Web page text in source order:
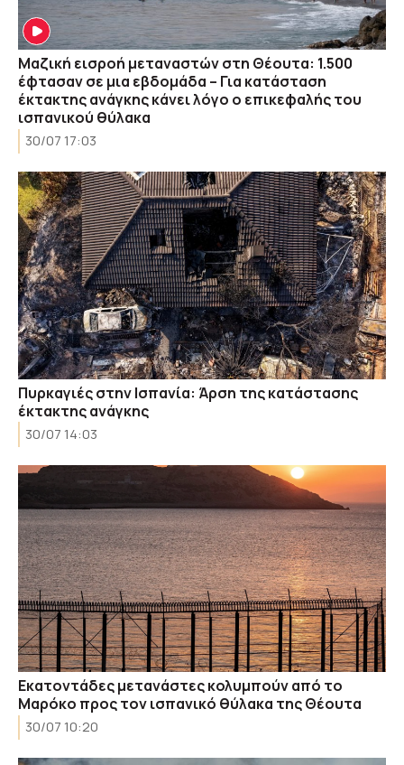
Μαζική εισροή μεταναστών στη Θέουτα: 1.500
έφτασαν σε μια εβδομάδα – Για κατάσταση
έκτακτης ανάγκης κάνει λόγο ο επικεφαλής του
ισπανικού θύλακα
30/07 17:03
Πυρκαγιές στην Ισπανία: Άρση της κατάστασης
έκτακτης ανάγκης
30/07 14:03
Εκατοντάδες μετανάστες κολυμπούν από το
Μαρόκο προς τον ισπανικό θύλακα της Θέουτα
30/07 10:20